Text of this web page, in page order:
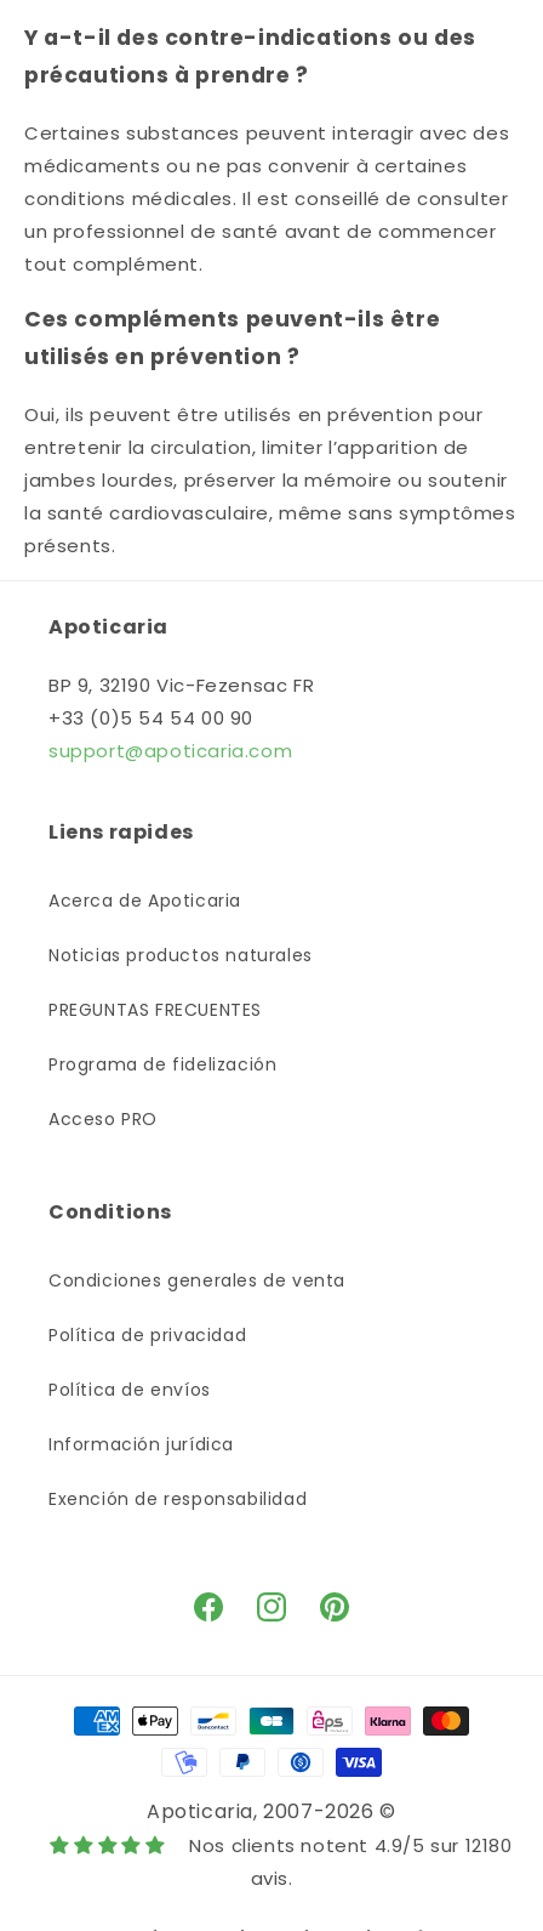
Y a-t-il des contre-indications ou des
précautions à prendre ?
Certaines substances peuvent interagir avec des
médicaments ou ne pas convenir à certaines
conditions médicales. Il est conseillé de consulter
un professionnel de santé avant de commencer
tout complément.​
Ces compléments peuvent-ils être
utilisés en prévention ?
Oui, ils peuvent être utilisés en prévention pour
entretenir la circulation, limiter l’apparition de
jambes lourdes, préserver la mémoire ou soutenir
la santé cardiovasculaire, même sans symptômes
présents.
Apoticaria
BP 9, 32190 Vic-Fezensac FR
+33 (0)5 54 54 00 90
support@apoticaria.com
Liens rapides
Acerca de Apoticaria
Noticias productos naturales
PREGUNTAS FRECUENTES
Programa de fidelización
Acceso PRO
Conditions
Condiciones generales de venta
Política de privacidad
Política de envíos
Información jurídica
Exención de responsabilidad
FacebookInstagramPinterest
Medios
Apoticaria, 2007-2026 ©
Nos clients notent 4.9/5 sur 12180
avis.